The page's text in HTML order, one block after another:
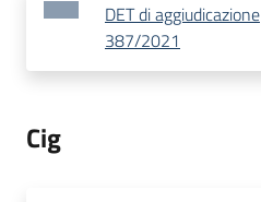
DET di aggiudicazione
387/2021
Cig